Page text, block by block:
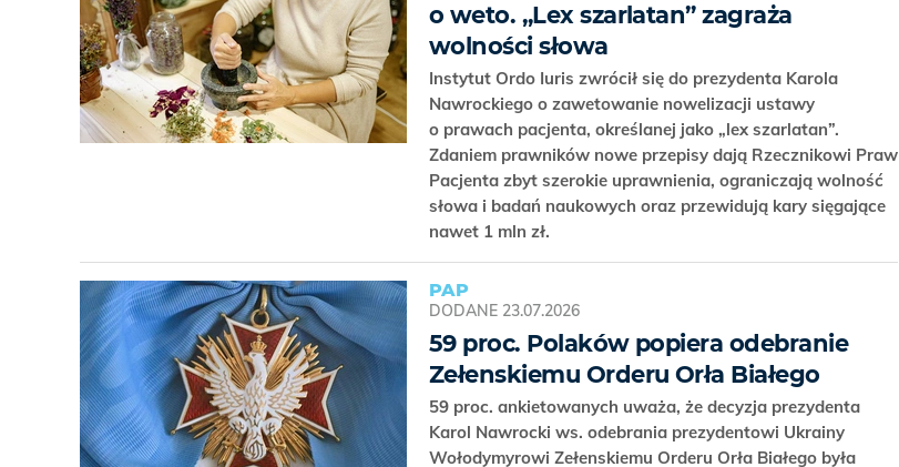
o weto. „Lex szarlatan” zagraża
wolności słowa
Instytut Ordo Iuris zwrócił się do prezydenta Karola
Nawrockiego o zawetowanie nowelizacji ustawy
o prawach pacjenta, określanej jako „lex szarlatan”.
Zdaniem prawników nowe przepisy dają Rzecznikowi Praw
Pacjenta zbyt szerokie uprawnienia, ograniczają wolność
słowa i badań naukowych oraz przewidują kary sięgające
nawet 1 mln zł.
PAP
DODANE 23.07.2026
59 proc. Polaków popiera odebranie
Zełenskiemu Orderu Orła Białego
59 proc. ankietowanych uważa, że decyzja prezydenta
Karol Nawrocki ws. odebrania prezydentowi Ukrainy
Wołodymyrowi Zełenskiemu Orderu Orła Białego była